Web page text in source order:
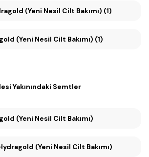
(Yeni Nesil Cilt Bakımı) (1)
Hydragold (Yeni Nesil Cilt Bakımı) (1)
Yakınındaki Semtler
Hydragold (Yeni Nesil Cilt Bakımı)
(Yeni Nesil Cilt Bakımı)